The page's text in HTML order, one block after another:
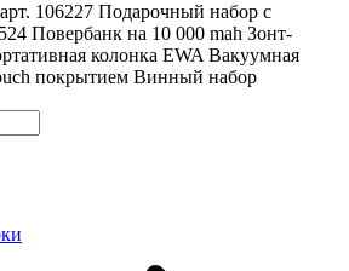
106227 Подарочный набор с
Повербанк на 10 000 mah Зонт-
колонка EWA Вакуумная
покрытием Винный набор